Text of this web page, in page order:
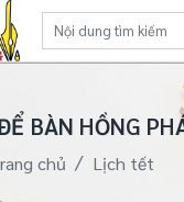
BÀN HỒNG
chủ Lịch tết